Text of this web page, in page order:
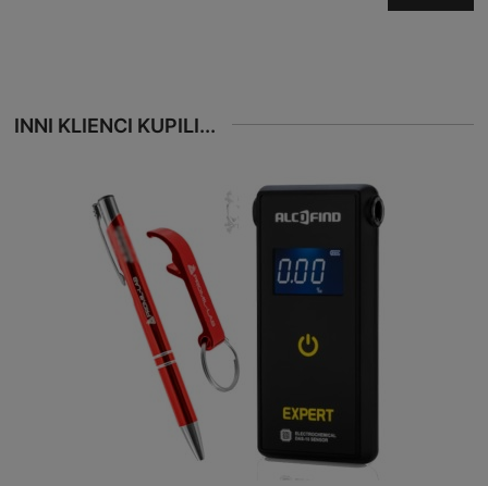
INNI KLIENCI KUPILI...